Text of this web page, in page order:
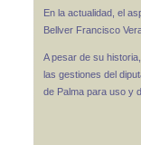
En la actualidad, el
Bellver Francisco
A pesar de su
las gestiones del
de Palma para uso y